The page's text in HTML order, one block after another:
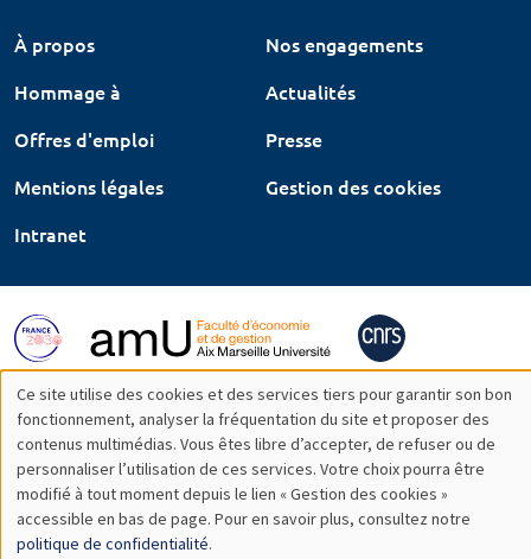
À propos
Nos engagements
Hommage à
Actualités
Offres d'emploi
Presse
Mentions légales
Gestion des cookies
Intranet
Utilisation
des
données
personnelles
Ce site utilise des cookies et des services tiers pour garantir son bon
fonctionnement, analyser la fréquentation du site et proposer des
contenus multimédias. Vous êtes libre d’accepter, de refuser ou de
personnaliser l’utilisation de ces services. Votre choix pourra être
modifié à tout moment depuis le lien « Gestion des cookies »
accessible en bas de page. Pour en savoir plus, consultez notre
politique de confidentialité.